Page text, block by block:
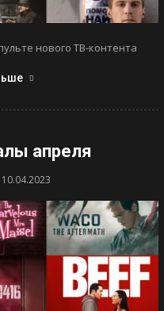
нового ТВ-контента
апреля
10.04.2023